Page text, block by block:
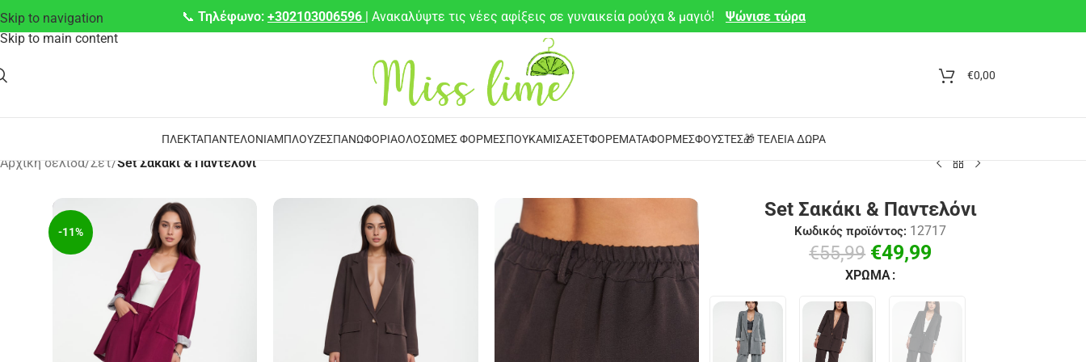
Skip to navigation
Skip to main content
📞 Τηλέφωνο: +302103006596 | Ανακαλύψτε τις νέες αφίξεις σε γυναικεία ρούχα & μαγιό! Ψώνισε τώρα
€0,00
ΠΛΕΚΤΆΠΑΝΤΕΛΌΝΙΑΜΠΛΟΎΖΕΣΠΑΝΩΦΌΡΙΑΟΛΌΣΩΜΕΣ ΦΌΡΜΕΣΠΟΥΚΆΜΙΣΑΣΕΤΦΟΡΈΜΑΤΑΦΌΡΜΕΣΦΟΎΣΤΕΣ🎁 ΤΈΛΕΙΑ ΔΏΡΑ
Αρχική σελίδα/Σετ/Set Σακάκι & Παντελόνι
-11%
Set Σακάκι & Παντελόνι
Κωδικός προϊόντος: 12717
€55,99 €49,99
ΧΡΏΜΑ